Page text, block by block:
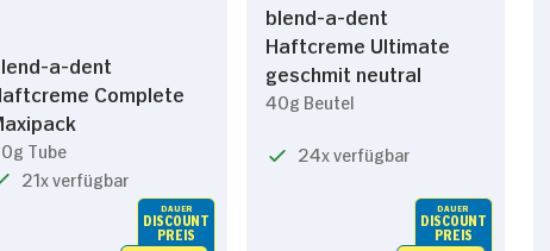
a-dent
Complete
Tube
21x verfügbar
DAUER
DISCOUNT
PREIS
blend-a-dent
Haftcreme Ultimate
geschmit neutral
40g Beutel
24x verfügbar
DAUER
DISCOUNT
PREIS